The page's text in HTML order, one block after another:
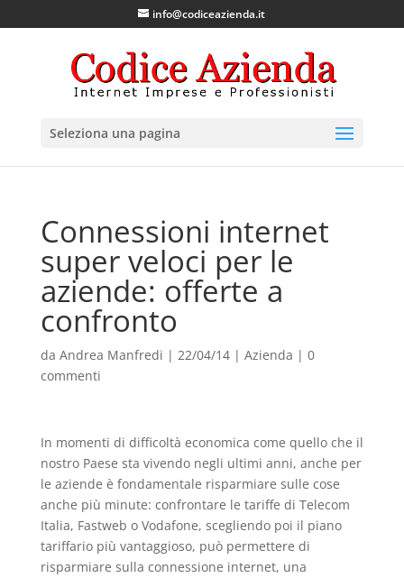
info@codiceazienda.it
Seleziona una pagina
Connessioni internet
super veloci per le
aziende: offerte a
confronto
da Andrea Manfredi | 22/04/14| Azienda | 0
commenti
In momenti di difficoltà economica come quello che il
nostro Paese sta vivendo negli ultimi anni, anche per
le aziende è fondamentale risparmiare sulle cose
anche più minute: confrontare le tariffe di Telecom
Italia, Fastweb o Vodafone, scegliendo poi il piano
tariffario più vantaggioso, può permettere di
risparmiare sulla connessione internet, una